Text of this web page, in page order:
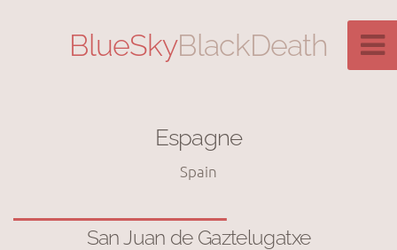
BlueSkyBlackDeath
Espagne
Spain
San Juan de Gaztelugatxe